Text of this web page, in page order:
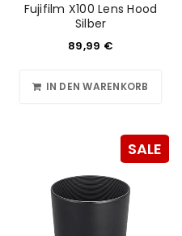
Fujifilm X100 Lens Hood
Silber
89,99 €
IN DEN WARENKORB
SALE